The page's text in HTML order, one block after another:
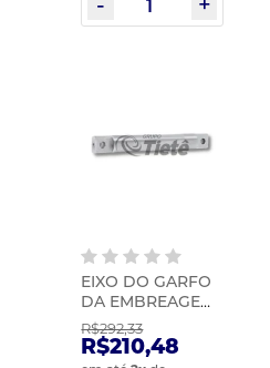
EIXO DO GARFO
DA EMBREAGEM
(289,00MM) | MIC
| 0530
R$292,33
R$210,48